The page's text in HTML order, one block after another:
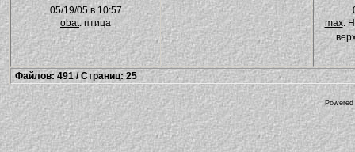
05/19/05 в 10:57
obat: птица
max:
Файлов: 491 / Страниц: 25